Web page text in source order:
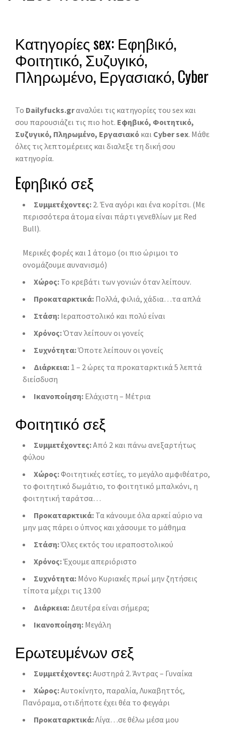
Κατηγορίες sex: Εφηβικό,
Φοιτητικό, Συζυγικό,
Πληρωμένο, Εργασιακό, Cyber
Το Dailyfucks.grαναλύει τις κατηγορίες του sex και
σου παρουσιάζει τις πιο hot. Εφηβικό, Φοιτητικό,
Συζυγικό, Πληρωμένο, Εργασιακό και Cyber sex. Μάθε
όλες τις λεπτομέρειες και διαλεξε τη δική σου
κατηγορία.
Eφηβικό σεξ
Συμμετέχοντες: 2. Ένα αγόρι και ένα κορίτσι. (Με
περισσότερα άτομα είναι πάρτι γενεθλίων με Red
Bull).
Μερικές φορές και 1 άτομο (οι πιο ώριμοι το
ονομάζουμε αυνανισμό)
Χώρος: Το κρεβάτι των γονιών όταν λείπουν.
Προκαταρκτικά: Πολλά, φιλιά, χάδια…τα απλά
Στάση: Ιεραποστολικό και πολύ είναι
Χρόνος:Όταν λείπουν οι γονείς
Συχνότητα:Όποτε λείπουν οι γονείς
Διάρκεια: 1 – 2 ώρες τα προκαταρκτικά 5 λεπτά
διείσδυση
Ικανοποίηση: Ελάχιστη – Μέτρια
Φοιτητικό σεξ
Συμμετέχοντες:Από 2 και πάνω ανεξαρτήτως
φύλου
Χώρος:Φοιτητικές εστίες, το μεγάλο αμφιθέατρο,
το φοιτητικό δωμάτιο, το φοιτητικό μπαλκόνι, η
φοιτητική ταράτσα…
Προκαταρκτικά: Τα κάνουμε όλα αρκεί αύριο να
μην μας πάρει ο ύπνος και χάσουμε το μάθημα
Στάση:Όλες εκτός του ιεραποστολικού
Χρόνος:Έχουμε απεριόριστο
Συχνότητα: Μόνο Κυριακές πρωί μην ζητήσεις
τίποτα μέχρι τις 13:00
Διάρκεια: Δευτέρα είναι σήμερα;
Ικανοποίηση: Μεγάλη
Ερωτευμένων σεξ
Συμμετέχοντες:Αυστηρά 2. Άντρας – Γυναίκα
Χώρος:Αυτοκίνητο, παραλία, Λυκαβηττός,
Πανόραμα, οτιδήποτε έχει θέα το φεγγάρι
Προκαταρκτικά:Λίγα…σε θέλω μέσα μου